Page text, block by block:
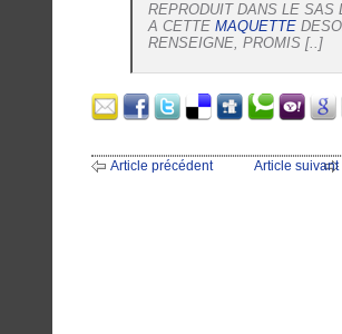
REPRODUIT DANS LE SAS
A CETTE MAQUETTE
RENSEIGNE, PROMIS [..]
Article précédent Article suivant